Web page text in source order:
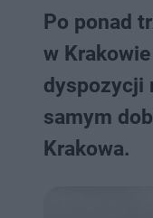
Po ponad
w
dyspozycji
samym
Krakowa.